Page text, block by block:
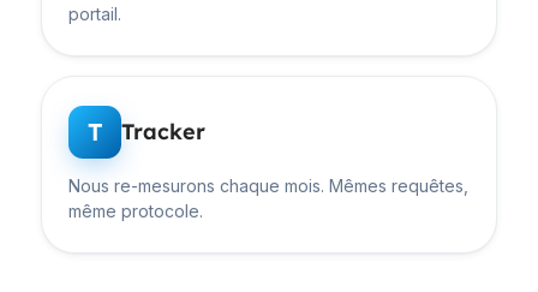
portail.
T Tracker
Nous re-mesurons chaque mois. Mêmes requêtes,
même protocole.